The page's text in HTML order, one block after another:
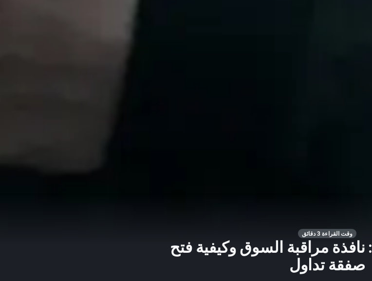
وقت القراءة 3 دقائق
منصة xStation 5: نافذة مراقبة السوق وكيفية فتح
صفقة تداول